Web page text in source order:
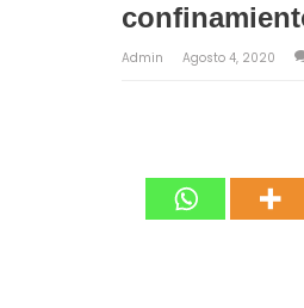
Admin Agosto 4, 2020